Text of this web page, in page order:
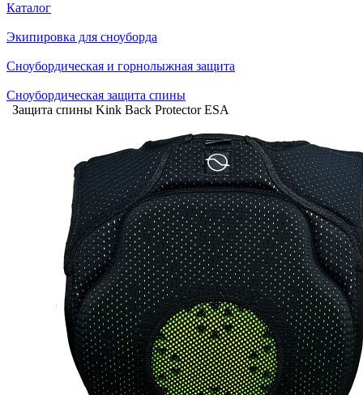
Каталог
Экипировка для сноуборда
Сноубордическая и горнолыжная защита
Сноубордическая защита спины
Защита спины Kink Back Protector ESA